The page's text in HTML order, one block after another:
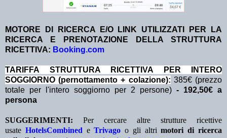
MOTORE DI RICERCA E/O LINK UTILIZZATI PER LA
RICERCA E PRENOTAZIONE DELLA STRUTTURA
RICETTIVA: Booking.com
TA RIFFA STRUTTURA RICETTIVA PER INTERO
SOGGIORNO (pernottamento + colazione): 385€ (prezzo
totale per l'intero soggiorno per 2 persone) - 192,50€ a
persona
SUGGERIMENTI: Per cercare altre strutture ricettive
usate HotelsCombined eTrivago o gli altrimotori di ricerca